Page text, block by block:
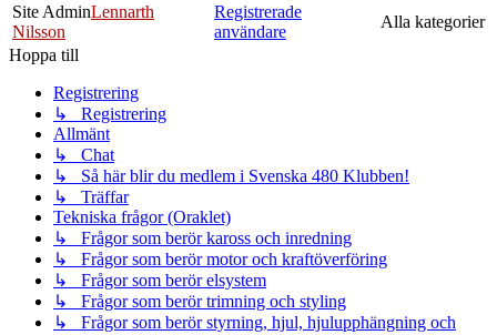
Site AdminLennarth
Nilsson
Registrerade
användare
Alla kategorier
Hoppa till
Registrering
↳ Registrering
Allmänt
↳ Chat
↳ Så här blir du medlem i Svenska 480 Klubben!
↳ Träffar
Tekniska frågor (Oraklet)
↳ Frågor som berör kaross och inredning
↳ Frågor som berör motor och kraftöverföring
↳ Frågor som berör elsystem
↳ Frågor som berör trimning och styling
↳ Frågor som berör styrning, hjul, hjulupphängning och